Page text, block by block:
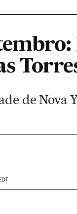
de Nova
Twitter
Redes Sociales